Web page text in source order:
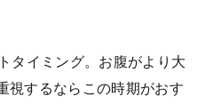
タイミング。お腹がより大
視するならこの時期がおす